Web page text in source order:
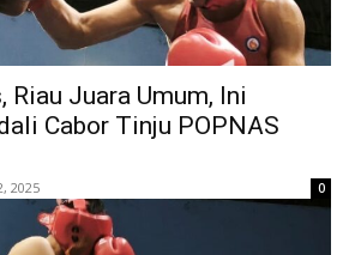
Riau Juara Umum, Ini
Cabor Tinju POPNAS
2025 0